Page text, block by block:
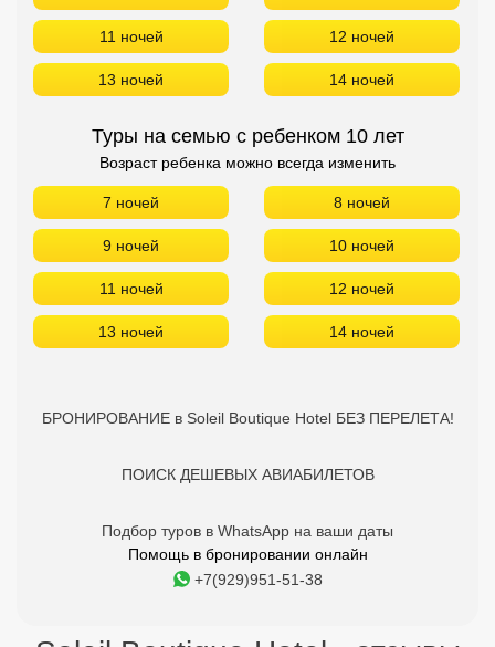
11 ночей 12 ночей
13 ночей 14 ночей
Туры на семью с ребенком 10 лет
Возраст ребенка можно всегда изменить
7 ночей 8 ночей
9 ночей 10 ночей
11 ночей 12 ночей
13 ночей 14 ночей
БРОНИРОВАНИЕ в Soleil Boutique Hotel БЕЗ ПЕРЕЛЕТА!
ПОИСК ДЕШЕВЫХ АВИАБИЛЕТОВ
Подбор туров в WhatsApp на ваши даты
Помощь в бронировании онлайн
+7(929)951-51-38